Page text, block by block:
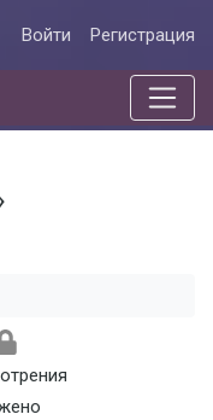
Войти Регистрация